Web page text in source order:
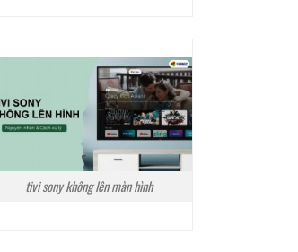
tivi sony không lên màn hình